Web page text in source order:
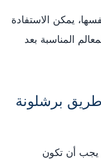
يمكن الاستفادة
المناسبة بعد
برشلونة
يجب أن تكون